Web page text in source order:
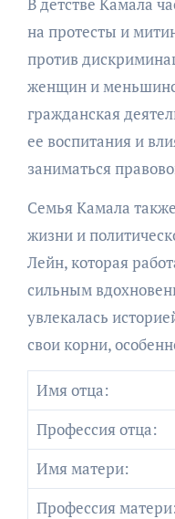
на протесты и
против
женщин и
гражданская
ее воспитания и
заниматься
Семья Камала
жизни и
Лейн, которая
сильным
увлекалась
свои корни,
Имя отца:
Профессия отца:
Имя матери:
Профессия